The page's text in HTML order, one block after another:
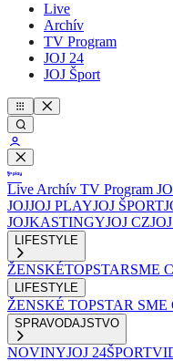
Live
Archív
TV Program
JOJ 24
JOJ Šport
Live Archív TV Program
JOJJOJ PLAYJOJ ŠPORT
JOJKASTINGYJOJ CZ
LIFESTYLE
ŽENSKÉTOPSTARSME
LIFESTYLE
ŽENSKÉ TOPSTAR SME
SPRAVODAJSTVO
NOVINYJOJ 24ŠPORT